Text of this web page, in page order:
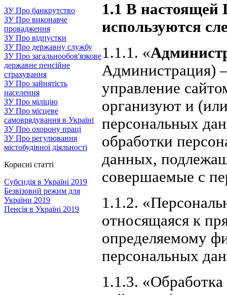
ЗУ Про банкрутство
ЗУ Про виконавче
провадження
ЗУ Про відпустки
ЗУ Про державну службу
ЗУ Про загальнообов'язкове
державне пенсійне
страхування
ЗУ Про зайнятість
населення
ЗУ Про міліцію
ЗУ Про місцеве
самоврядування в Україні
ЗУ Про охорону праці
ЗУ Про регулювання
містобудівної діяльності
Корисні статті
Субсидія в Україні 2019
Безвізовий режим для
України 2019
Пенсія в Україні 2019
1.1 В настоящей
используются
1.1.1. «
Администрация)
управление
организуют и
персональных
обработки
данных,
совершаемые с
1.1.2.
относящаяся к
определяемому
персональных
1.1.3.